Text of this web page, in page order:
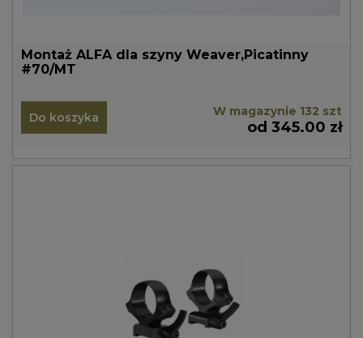
Montaż ALFA dla szyny Weaver,Picatinny
#70/MT
Do koszyka W magazynie 132 szt
od 345.00 zł